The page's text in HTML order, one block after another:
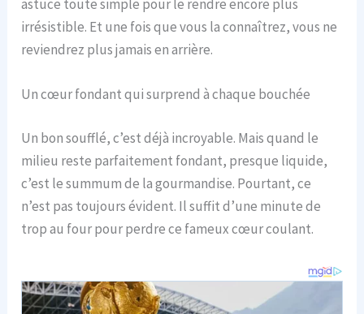
astuce toute simple pour le rendre encore plus
irrésistible. Et une fois que vous la connaîtrez, vous ne
reviendrez plus jamais en arrière.
Un cœur fondant qui surprend à chaque bouchée
Un bon soufflé, c’est déjà incroyable. Mais quand le
milieu reste parfaitement fondant, presque liquide,
c’est le summum de la gourmandise. Pourtant, ce
n’est pas toujours évident. Il suffit d’une minute de
trop au four pour perdre ce fameux cœur coulant.